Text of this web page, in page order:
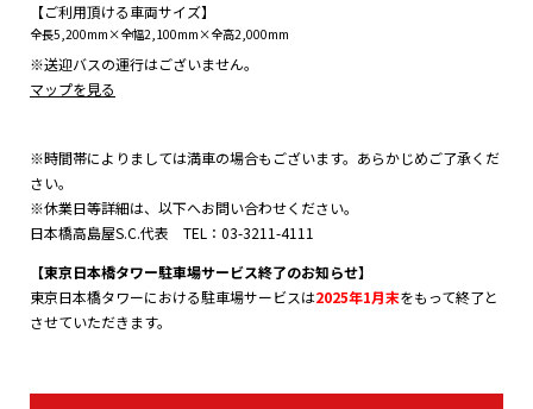
【ご利用頂ける車両サイズ】
全長5,200mm×全幅2,100mm×全高2,000mm
※送迎バスの運行はございません。
マップを見る
※時間帯によりましては満車の場合もございます。あらかじめご了承くだ
さい。
※休業日等詳細は、以下へお問い合わせください。
日本橋高島屋S.C.代表 TEL：03-3211-4111
【東京日本橋タワー駐車場サービス終了のお知らせ】
東京日本橋タワーにおける駐車場サービスは2025年1月末をもって終了と
させていただきます。